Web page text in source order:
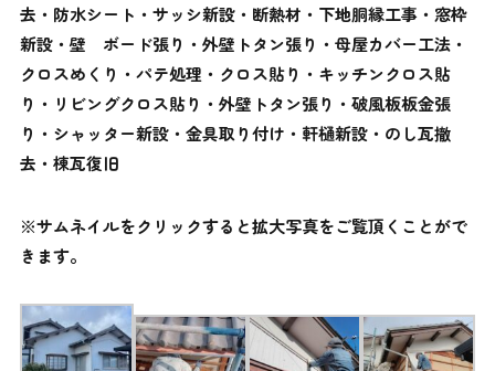
去・防水シート・サッシ新設・断熱材・下地胴縁工事・窓枠
新設・壁 ボード張り・外壁トタン張り・母屋カバー工法・
クロスめくり・パテ処理・クロス貼り・キッチンクロス貼
り・リビングクロス貼り・外壁トタン張り・破風板板金張
り・シャッター新設・金具取り付け・軒樋新設・のし瓦撤
去・棟瓦復旧
※サムネイルをクリックすると拡大写真をご覧頂くことがで
きます。